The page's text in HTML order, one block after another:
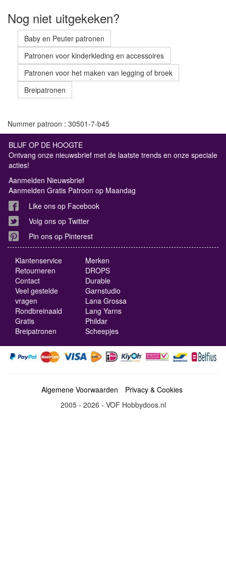
Nog niet uitgekeken?
Baby en Peuter patronen
Patronen voor kinderkleding en accessoires
Patronen voor het maken van legging of broek
Breipatronen
Nummer patroon : 30501-7-b45
BLIJF OP DE HOOGTE
Ontvang onze nieuwsbrief met de laatste trends en onze speciale
acties!
Aanmelden Nieuwsbrief
Aanmelden Gratis Patroon op Maandag
Like ons op Facebook
Volg ons op Twitter
Pin ons op Pinterest
Klantenservice
Retourneren
Contact
Veel gestelde
vragen
Rondbreinaald
Gratis
Breipatronen
Merken
DROPS
Durable
Garnstudio
Lana Grossa
Lang Yarns
Phildar
Scheepjes
Algemene Voorwaarden
Privacy & Cookies
2005 - 2026 - VOF Hobbydoos.nl